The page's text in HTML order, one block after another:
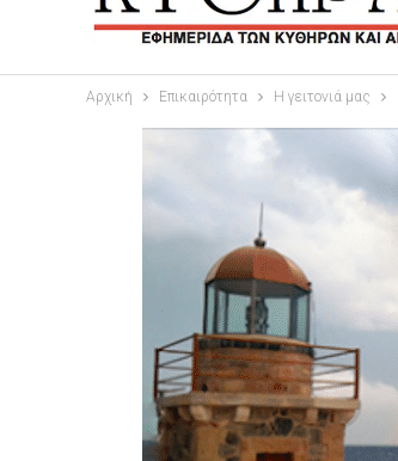
Αρχική Επικαιρότητα Η γειτονιά μας